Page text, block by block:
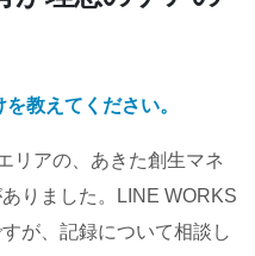
教えてください。
リアの、あきた創生マネ
りました。LINE WORKS
が、記録について相談し